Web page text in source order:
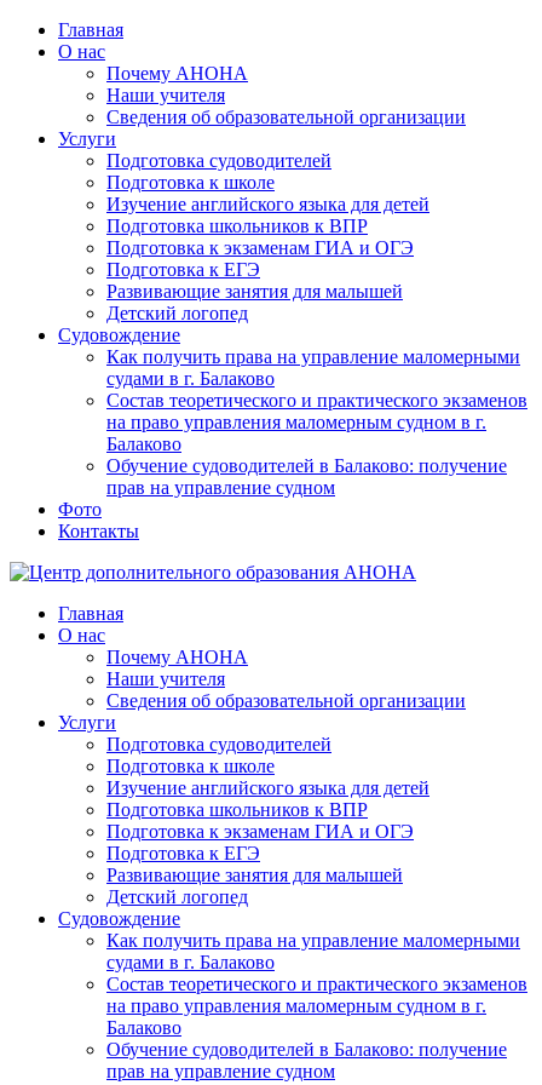
Главная
О нас
Почему АНОНА
Наши учителя
Сведения об образовательной организации
Услуги
Подготовка судоводителей
Подготовка к школе
Изучение английского языка для детей
Подготовка школьников к ВПР
Подготовка к экзаменам ГИА и ОГЭ
Подготовка к ЕГЭ
Развивающие занятия для малышей
Детский логопед
Судовождение
Как получить права на управление маломерными
судами в г. Балаково
Состав теоретического и практического экзаменов
на право управления маломерным судном в г.
Балаково
Обучение судоводителей в Балаково: получение
прав на управление судном
Фото
Контакты
Главная
О нас
Почему АНОНА
Наши учителя
Сведения об образовательной организации
Услуги
Подготовка судоводителей
Подготовка к школе
Изучение английского языка для детей
Подготовка школьников к ВПР
Подготовка к экзаменам ГИА и ОГЭ
Подготовка к ЕГЭ
Развивающие занятия для малышей
Детский логопед
Судовождение
Как получить права на управление маломерными
судами в г. Балаково
Состав теоретического и практического экзаменов
на право управления маломерным судном в г.
Балаково
Обучение судоводителей в Балаково: получение
прав на управление судном